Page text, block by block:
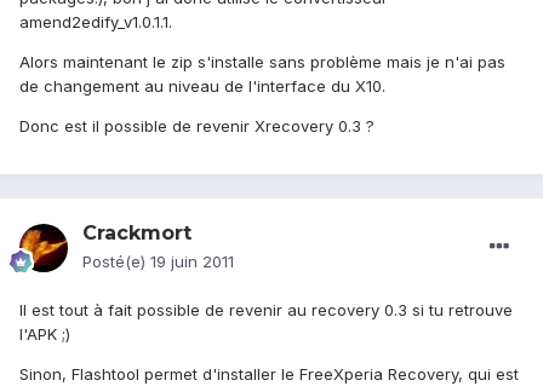
amend2edify_v1.0.1.1.
Alors maintenant le zip s'installe sans problème mais je n'ai pas
de changement au niveau de l'interface du X10.
Donc est il possible de revenir Xrecovery 0.3 ?
Crackmort
Posté(e) 19 juin 2011
Il est tout à fait possible de revenir au recovery 0.3 si tu retrouve
l'APK ;)
Sinon, Flashtool permet d'installer le FreeXperia Recovery, qui est